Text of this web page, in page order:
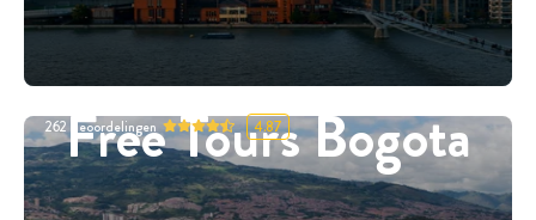
Free Tours Bogota
262 Beoordelingen 4.87